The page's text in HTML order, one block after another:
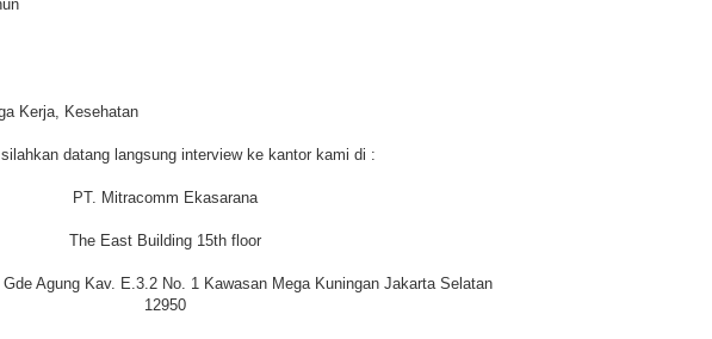
Kerja, Kesehatan
datang langsung interview ke kantor kami di :
PT. Mitracomm Ekasarana
The East Building 15th floor
Agung Kav. E.3.2 No. 1 Kawasan Mega Kuningan Jakarta Selatan
12950